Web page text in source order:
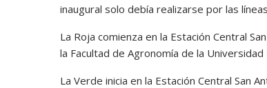
inaugural solo debía realizarse por las
La Roja comienza en la Estación Central
la Facultad de Agronomía de la
La Verde inicia en la Estación Central San